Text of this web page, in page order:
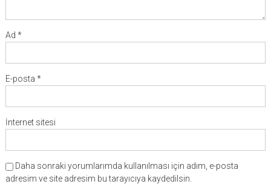
Ad *
E-posta *
İnternet sitesi
Daha sonraki yorumlarımda kullanılması için adım, e-posta
adresim ve site adresim bu tarayıcıya kaydedilsin.